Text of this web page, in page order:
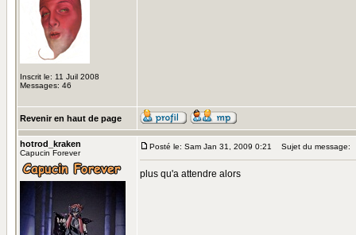
Inscrit le: 11 Juil 2008
Messages: 46
Revenir en haut de page
hotrod_kraken
Capucin Forever
Posté le: Sam Jan 31, 2009 0:21 Sujet du message:
plus qu'a attendre alors